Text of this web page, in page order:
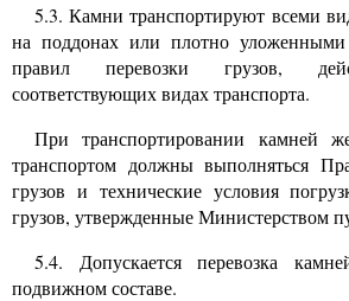
5.3. Камни транспортируют всеми
на поддонах или плотно
правил перевозки грузов,
соответствующих видах транспорта.
При транспортировании камней
транспортом должны выполняться
грузов и технические условия
грузов, утвержденные Министерством
5.4. Допускается перевозка
подвижном составе.